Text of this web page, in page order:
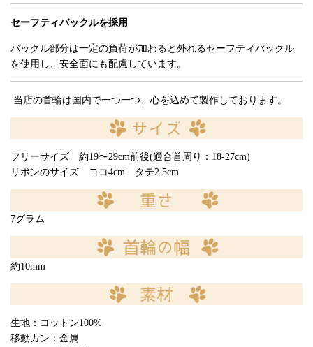
セーフティバックルを採用
バックル部分は一定の負荷が加わると外れるセーフティバックル
を使用し、安全面にも配慮しています。
当店の首輪は国内で一つ一つ、心を込めて製作しております。
フリーサイズ 約19〜29cm前後(適合首周り：18-27cm)
リボンのサイズ ヨコ4cm タテ2.5cm
7グラム
約10mm
生地：コットン100%
移動カン：金属